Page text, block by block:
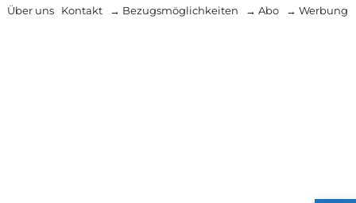
Über uns Kontakt → Bezugsmöglichkeiten → Abo → Werbung